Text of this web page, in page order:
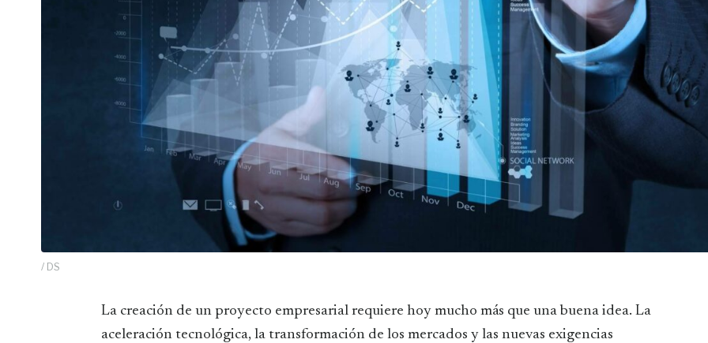
/ DS
La creación de un proyecto empresarial requiere hoy mucho más que una buena idea. La
aceleración tecnológica, la transformación de los mercados y las nuevas exigencias